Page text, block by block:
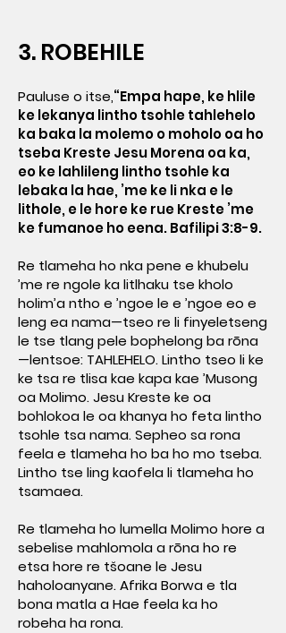
3. ROBEHILE
Pauluse o itse,“Empa hape, ke hlile
ke lekanya lintho tsohle tahlehelo
ka baka la molemo o moholo oa ho
tseba Kreste Jesu Morena oa ka,
eo ke lahlileng lintho tsohle ka
lebaka la hae, ’me ke li nka e le
lithole, e le hore ke rue Kreste ’me
ke fumanoe ho eena. Bafilipi 3:8-9.
Re tlameha ho nka pene e khubelu
’me re ngole ka litlhaku tse kholo
holim’a ntho e ’ngoe le e ’ngoe eo e
leng ea nama—tseo re li finyeletseng
le tse tlang pele bophelong ba rōna
—lentsoe: TAHLEHELO. Lintho tseo li ke
ke tsa re tlisa kae kapa kae ’Musong
oa Molimo. Jesu Kreste ke oa
bohlokoa le oa khanya ho feta lintho
tsohle tsa nama. Sepheo sa rona
feela e tlameha ho ba ho mo tseba.
Lintho tse ling kaofela li tlameha ho
tsamaea.
Re tlameha ho lumella Molimo hore a
sebelise mahlomola a rōna ho re
etsa hore re tšoane le Jesu
haholoanyane. Afrika Borwa e tla
bona matla a Hae feela ka ho
robeha ha rona.